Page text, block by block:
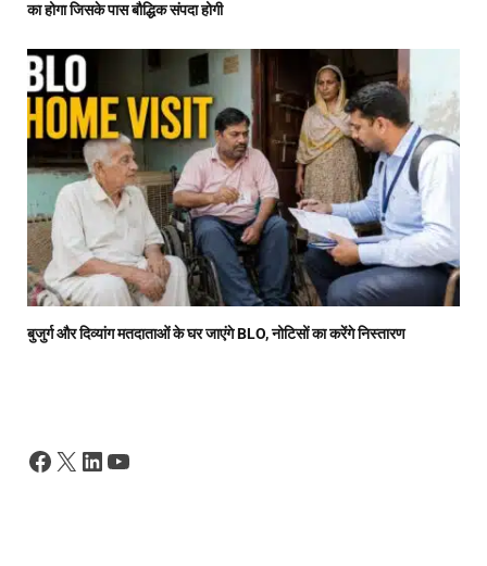
का होगा जिसके पास बौद्धिक संपदा होगी
बुजुर्ग और दिव्यांग मतदाताओं के घर जाएंगे BLO, नोटिसों का करेंगे निस्तारण
Facebook
X LinkedIn
YouTube